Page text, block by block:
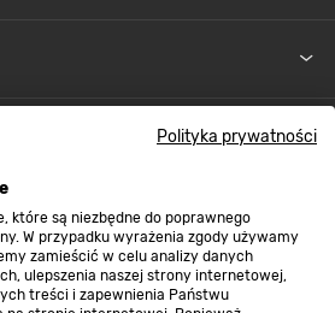
Polityka prywatności
które są niezbędne do poprawnego
W przypadku wyrażenia zgody używamy
zamieścić w celu analizy danych
ulepszenia naszej strony internetowej,
treści i zapewnienia Państwu